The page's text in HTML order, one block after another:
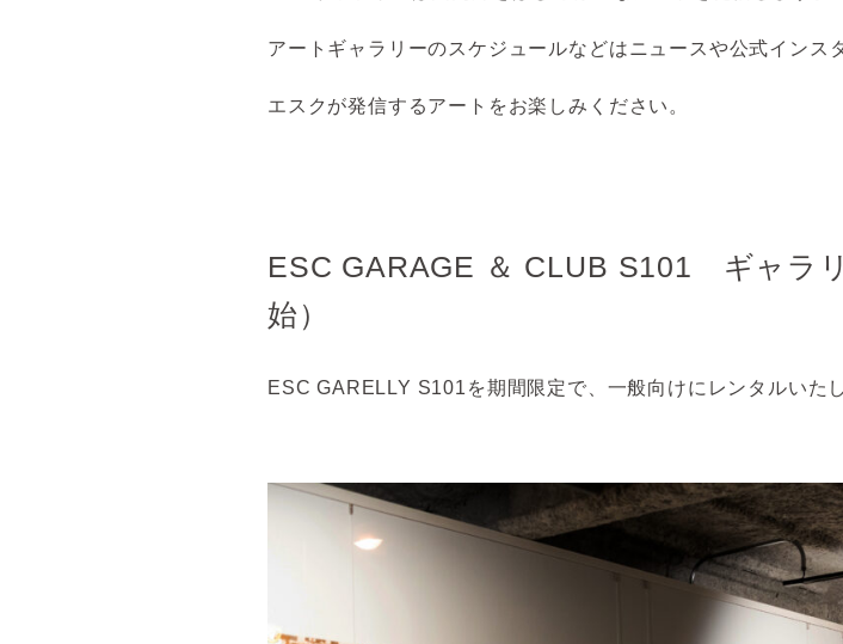
アートギャラリーのスケジュールなどはニュースや公式インス
エスクが発信するアートをお楽しみください。
ESC GARAGE ＆ CLUB S101 ギャラ
始）
ESC GARELLY S101を期間限定で、一般向けにレンタルいたし